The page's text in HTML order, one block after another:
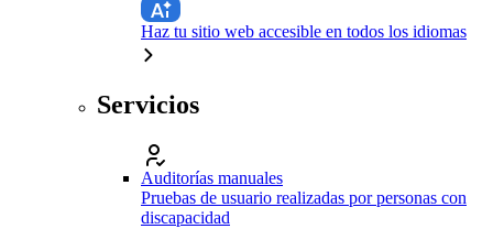
Haz tu sitio web accesible en todos los idiomas
Servicios
Auditorías manuales
Pruebas de usuario realizadas por personas con
discapacidad